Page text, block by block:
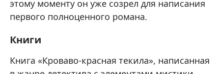
этому моменту он уже созрел для написания
первого полноценного романа.
Книги
Книга «Кроваво-красная текила», написанная